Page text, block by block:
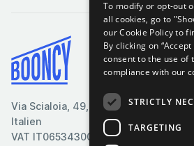
Via Scialoia, 49, Florenz,
Italien
VAT IT06534300485
To modify or opt-out
all cookies, go to
our Cookie Policy to
By clicking on
consent to the use of
compliance with our
STRICTLY
TARGETING